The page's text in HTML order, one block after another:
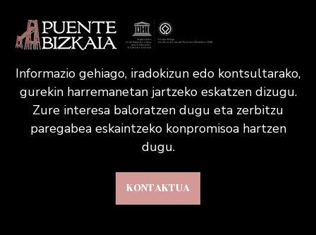
Informazio gehiago, iradokizun edo kontsultarako,
gurekin harremanetan jartzeko eskatzen dizugu.
Zure interesa baloratzen dugu eta zerbitzu
paregabea eskaintzeko konpromisoa hartzen
dugu.
KONTAKTUA